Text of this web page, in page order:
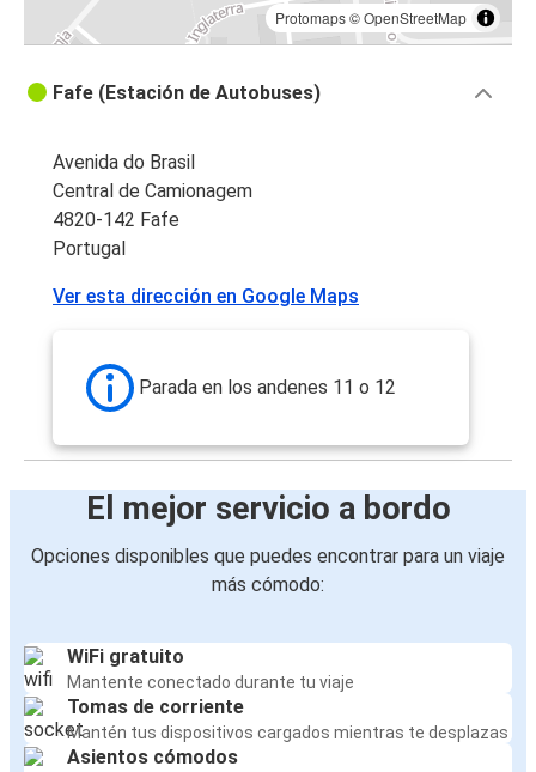
Protomaps©OpenStreetMap
Fafe (Estación de Autobuses)
Avenida do Brasil
Central de Camionagem
4820-142 Fafe
Portugal
Ver esta dirección en Google Maps
Parada en los andenes 11 o 12
El mejor servicio a bordo
Opciones disponibles que puedes encontrar para un viaje
más cómodo:
WiFi gratuito
Mantente conectado durante tu viaje
Tomas de corriente
Mantén tus dispositivos cargados mientras te desplazas
Asientos cómodos